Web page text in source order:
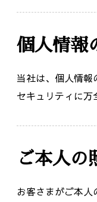
個人情報
当社は、個人情報
セキュリティに万
ご本人の
お客さまがご本